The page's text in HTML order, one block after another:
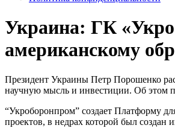
Украина: ГК
американскому
Президент Украины Петр Порошенко
научную мысль и инвестиции. Об этом
“Укроборонпром” создает Платформу
проектов, в недрах которой был создан